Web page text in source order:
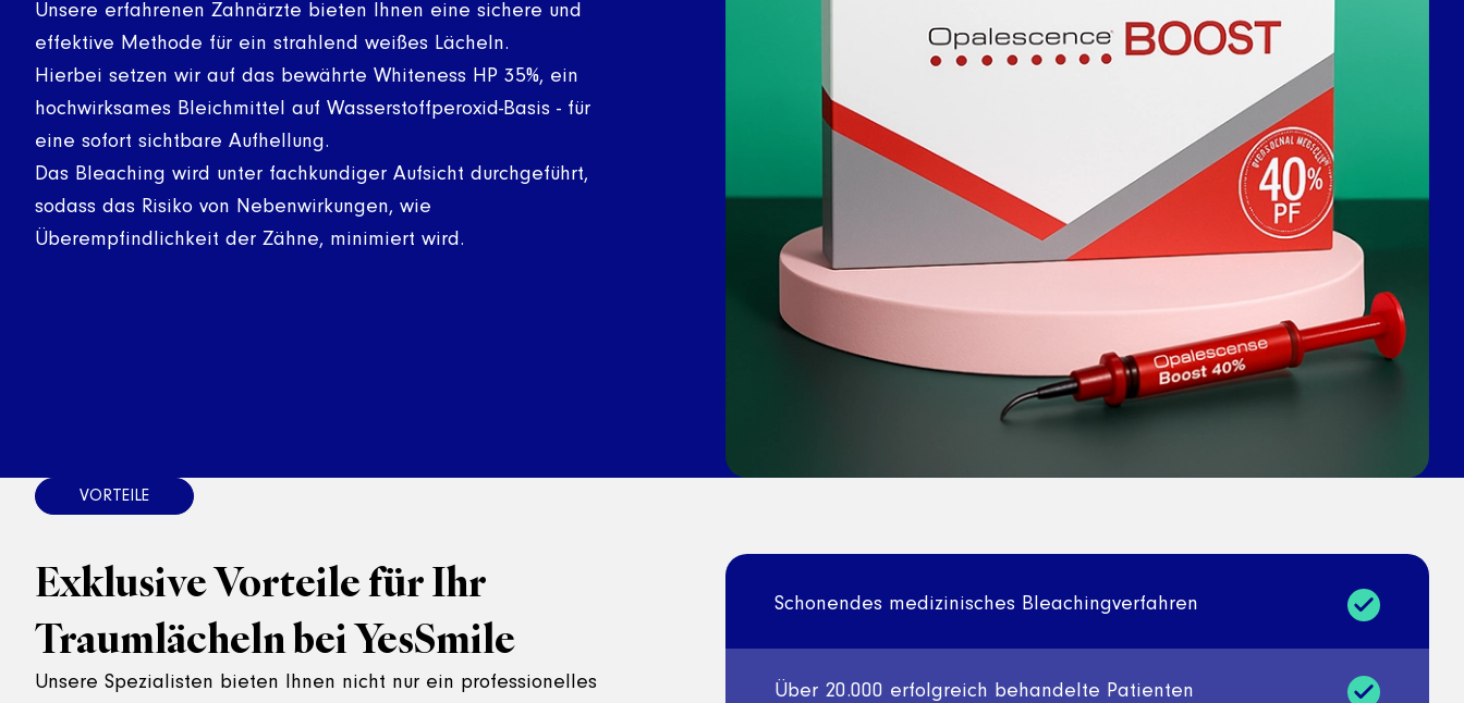
Unsere erfahrenen Zahnärzte bieten Ihnen eine sichere und
effektive Methode für ein strahlend weißes Lächeln.
Hierbei setzen wir auf das bewährte Whiteness HP 35%, ein
hochwirksames Bleichmittel auf Wasserstoffperoxid-Basis - für
eine sofort sichtbare Aufhellung.
Das Bleaching wird unter fachkundiger Aufsicht durchgeführt,
sodass das Risiko von Nebenwirkungen, wie
Überempfindlichkeit der Zähne, minimiert wird.
Exklusive Vorteile für Ihr
Traumlächeln bei YesSmile
Unsere Spezialisten bieten Ihnen nicht nur ein professionelles
Schonendes medizinisches Bleachingverfahren
Über 20.000 erfolgreich behandelte Patienten